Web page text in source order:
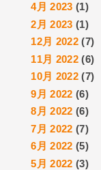
4月 2023 (1)
2月 2023 (1)
12月 2022 (7)
11月 2022 (6)
10月 2022 (7)
9月 2022 (6)
8月 2022 (6)
7月 2022 (7)
6月 2022 (5)
5月 2022 (3)